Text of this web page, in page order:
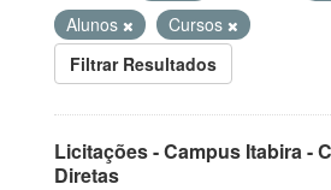
Alunos
Cursos
Filtrar Resultados
Licitações - Campus Itabira -
Diretas